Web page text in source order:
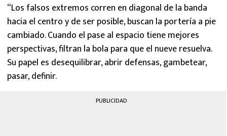
FUTBOL INTERNACIONAL
MEXICANOS EN EL EXTRANJERO
FUTBOL ESTUFA
FÓRMULA 1
“Los falsos extremos corren en diagonal de la banda
hacia el centro y de ser posible, buscan la portería a pie
cambiado. Cuando el pase al espacio tiene mejores
perspectivas, filtran la bola para que el nueve resuelva.
Su papel es desequilibrar, abrir defensas, gambetear,
pasar, definir.
PUBLICIDAD